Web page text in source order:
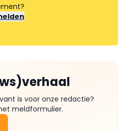
is voor onze redactie?
meldformulier.